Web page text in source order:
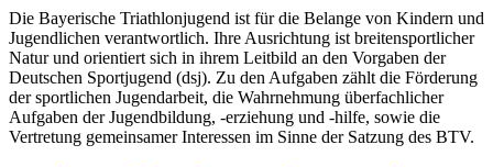
Die Bayerische Triathlonjugend ist für die Belange von Kindern und
Jugendlichen verantwortlich. Ihre Ausrichtung ist breitensportlicher
Natur und orientiert sich in ihrem Leitbild an den Vorgaben der
Deutschen Sportjugend (dsj). Zu den Aufgaben zählt die Förderung
der sportlichen Jugendarbeit, die Wahrnehmung überfachlicher
Aufgaben der Jugendbildung, -erziehung und -hilfe, sowie die
Vertretung gemeinsamer Interessen im Sinne der Satzung des BTV.